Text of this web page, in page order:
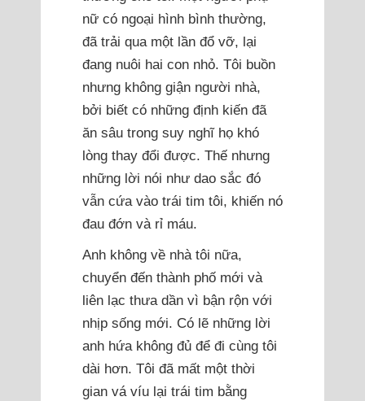
nữ có ngoại hình bình thường,
đã trải qua một lần đổ vỡ, lại
đang nuôi hai con nhỏ. Tôi buồn
nhưng không giận người nhà,
bởi biết có những định kiến đã
ăn sâu trong suy nghĩ họ khó
lòng thay đổi được. Thế nhưng
những lời nói như dao sắc đó
vẫn cứa vào trái tim tôi, khiến nó
đau đớn và rỉ máu.
Anh không về nhà tôi nữa,
chuyển đến thành phố mới và
liên lạc thưa dần vì bận rộn với
nhịp sống mới. Có lẽ những lời
anh hứa không đủ để đi cùng tôi
dài hơn. Tôi đã mất một thời
gian vá víu lại trái tim bằng